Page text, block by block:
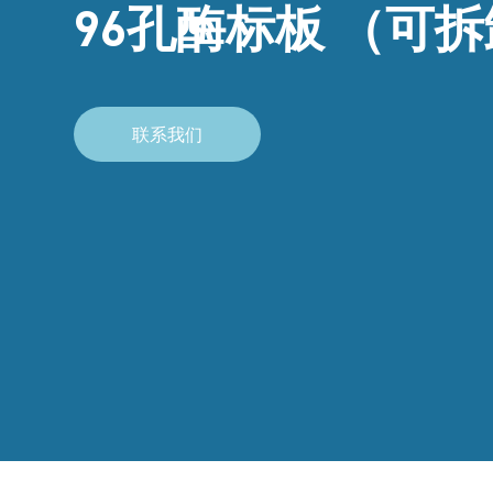
96孔酶标板 （可
联系我们